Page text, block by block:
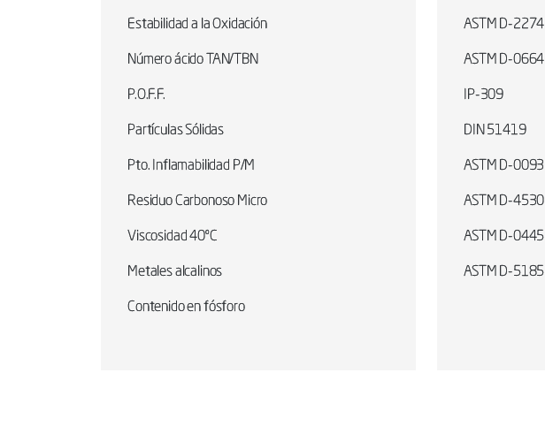
Estabilidad a la Oxidación
Número ácido TAN/TBN
P.O.F.F.
Partículas Sólidas
Pto. Inflamabilidad P/M
Residuo Carbonoso Micro
Viscosidad 40ºC
Metales alcalinos
Contenido en fósforo
ASTM D-2274
ASTM D-0664
IP-309
DIN 51419
ASTM D-0093
ASTM D-4530
ASTM D-0445
ASTM D-5185